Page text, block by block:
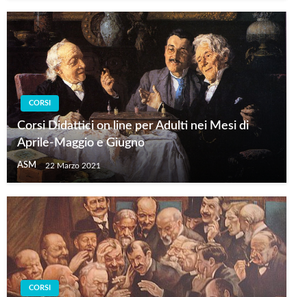
CORSI
Corsi Didattici on line per Adulti nei Mesi di
Aprile-Maggio e Giugno
ASM 22 Marzo 2021
CORSI